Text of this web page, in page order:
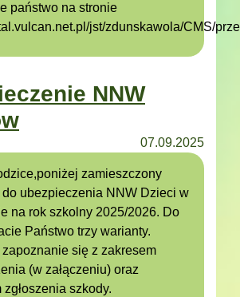
państwo na stronie
jst/zdunskawola/CMS/
NNW
07.09.2025
zamieszczony
do ubezpieczenia NNW Dzieci w
na rok szkolny 2025/2026. Do
Państwo trzy warianty.
zapoznanie się z zakresem
(w załączeniu) oraz
szkody.